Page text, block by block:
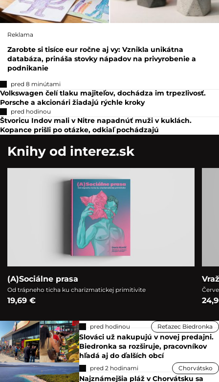
Reklama
Zarobte si tisíce eur ročne aj vy: Vznikla unikátna
databáza, prináša stovky nápadov na privyrobenie a
podnikanie
pred 8 minútami
Volkswagen čelí tlaku majiteľov, dochádza im trpezlivosť.
Porsche a akcionári žiadajú rýchle kroky
pred hodinou
Štvoricu Indov mali v Nitre napadnúť muži v kuklách.
Kopance prišli po otázke, odkiaľ pochádzajú
Knihy od interez.sk
(A)Sociálne prasa
Od trápneho ticha ku charizmatickej primitivite
19,69 €
pred hodinou Reťazec Biedronka
Slováci už nakupujú v novej predajni.
Biedronka sa rozširuje, pracovníkov
hľadá aj do ďalších obcí
pred 2 hodinami Chorvátsko
Najznámejšia pláž v Chorvátsku sa